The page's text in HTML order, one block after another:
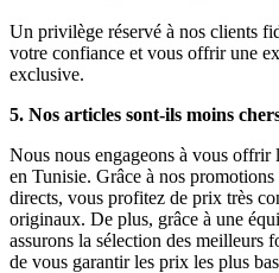
Un privilège réservé à nos clients
votre confiance et vous offrir une
exclusive.
5. Nos articles sont-ils moins
Nous nous engageons à vous
en Tunisie. Grâce à nos
directs, vous profitez de prix très
originaux. De plus, grâce à une
assurons la sélection des meilleurs
de vous garantir les prix les plus